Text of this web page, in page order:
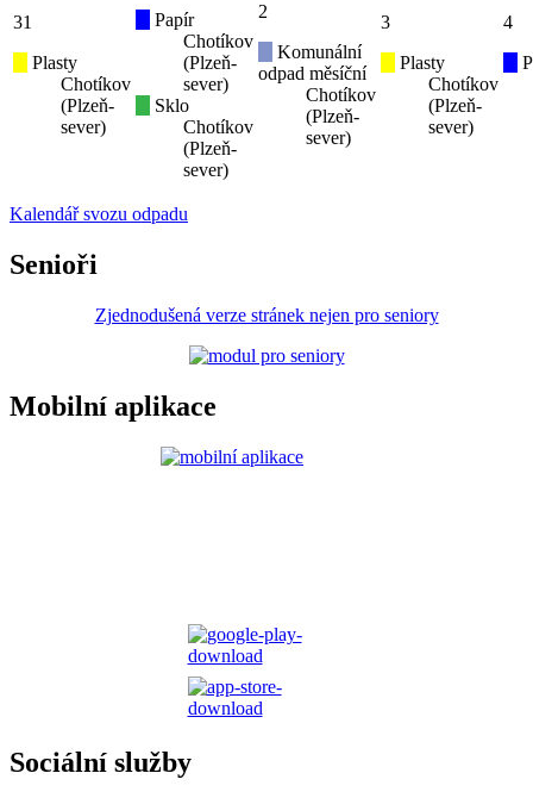
31
Plasty
Chotíkov
(Plzeň-
sever)
Papír
Chotíkov
(Plzeň-
sever)
Sklo
Chotíkov
(Plzeň-
sever)
2
Komunální
odpad měsíční
Chotíkov
(Plzeň-
sever)
3
Plasty
Chotíkov
(Plzeň-
sever)
4
Kalendář svozu odpadu
Senioři
Zjednodušená verze stránek nejen pro seniory
Mobilní aplikace
Sociální služby